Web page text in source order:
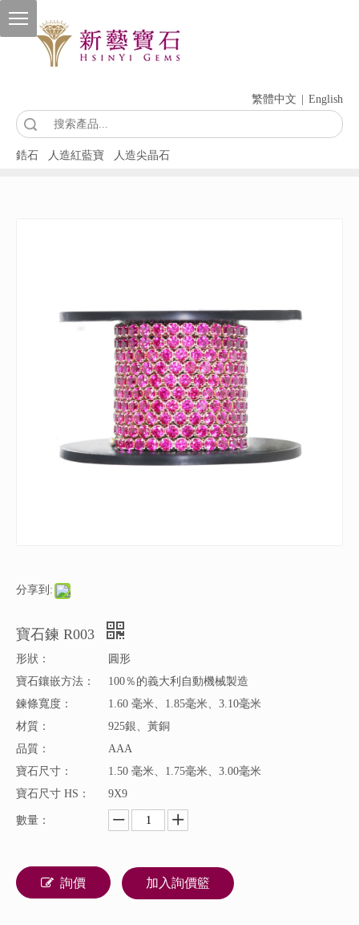
繁體中文 English
鋯石 人造紅藍寶 人造尖晶石
分享到:
寶石鍊 R003
形狀：
圓形
寶石鑲嵌方法：
100％的義大利自動機械製造
鍊條寬度：
1.60 毫米、1.85毫米、3.10毫米
材質：
925銀、黃銅
品質：
AAA
寶石尺寸：
1.50 毫米、1.75毫米、3.00毫米
寶石尺寸 HS：
9X9
數量：
詢價 加入詢價籃